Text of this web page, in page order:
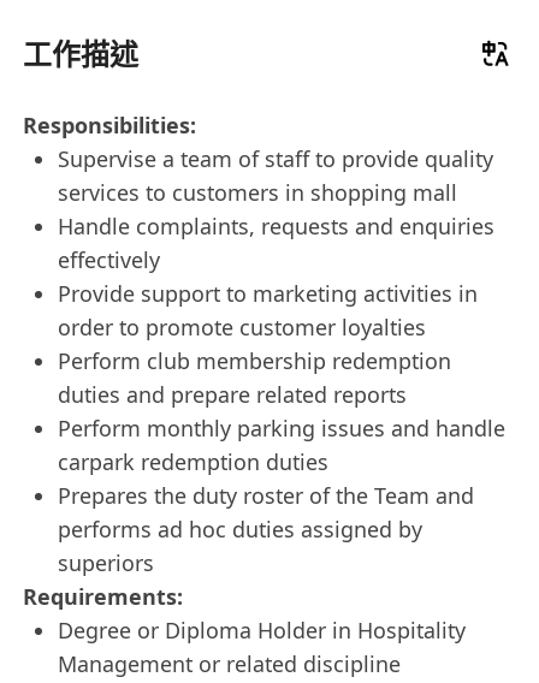
工作描述
Responsibilities:
Supervise a team of staff to provide quality
services to customers in shopping mall
Handle complaints, requests and enquiries
effectively
Provide support to marketing activities in
order to promote customer loyalties
Perform club membership redemption
duties and prepare related reports
Perform monthly parking issues and handle
carpark redemption duties
Prepares the duty roster of the Team and
performs ad hoc duties assigned by
superiors
Requirements:
Degree or Diploma Holder in Hospitality
Management or related discipline